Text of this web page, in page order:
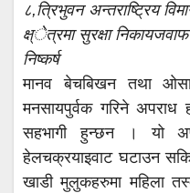
८,त्रिभुवन अन्तराष्ट्रिय
क्ष्ेत्रमा सुरक्षा
निष्कर्ष
मानव बेचबिखन तथा
मनसायपुर्वक गरिने अपराध
सहभागी हुन्छन । यो
हेलचक्रयाइवाट घटाउन
खाडी मुलुकहरुमा महिला